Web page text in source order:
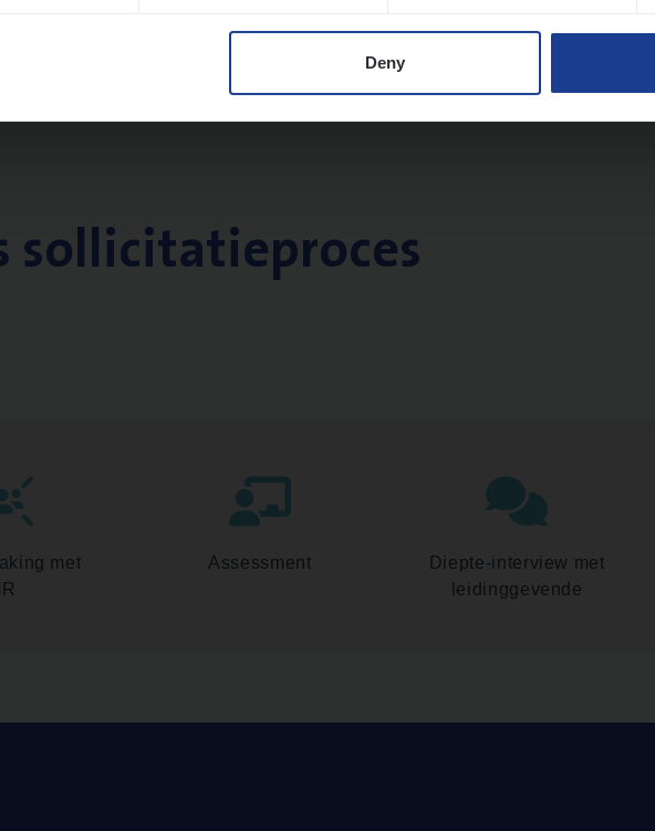
Deny
sollicitatieproces
met
Assessment
Diepte-interview met
leidinggevende